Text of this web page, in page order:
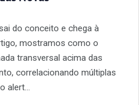
do conceito e chega à
mostramos como o
transversal acima das
correlacionando múltiplas
alert…